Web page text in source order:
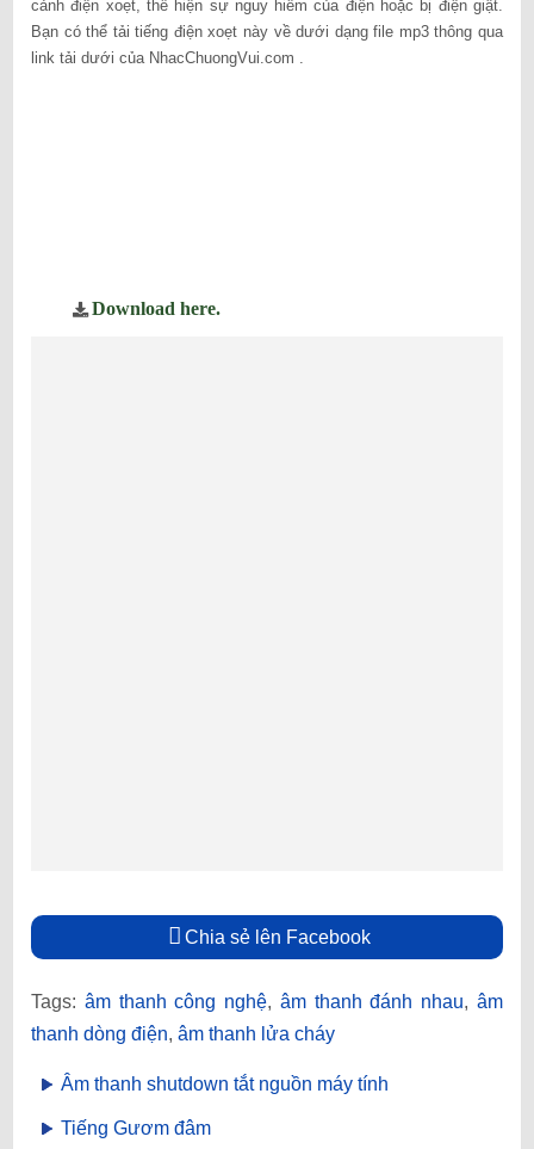
cảnh điện xoẹt, thể hiện sự nguy hiểm của điện hoặc bị điện giật.
Bạn có thể tải tiếng điện xoẹt này về dưới dạng file mp3 thông qua
link tải dưới của NhacChuongVui.com .
Download here.
Chia sẻ lên Facebook
Tags: âm thanh công nghệ, âm thanh đánh nhau,âm
thanh dòng điện, âm thanh lửa cháy
Âm thanh shutdown tắt nguồn máy tính
Tiếng Gươm đâm